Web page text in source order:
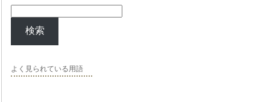
検索
よく見られている用語